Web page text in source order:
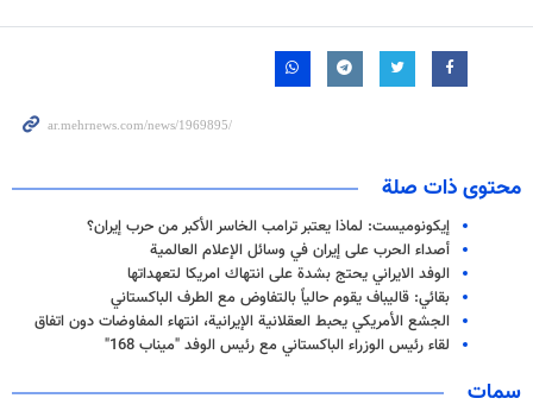
محتوى ذات صلة
إيكونوميست: لماذا يعتبر ترامب الخاسر الأكبر من حرب إيران؟
أصداء الحرب على إيران في وسائل الإعلام العالمية
الوفد الايراني يحتج بشدة على انتهاك امريكا لتعهداتها
بقائي: قاليباف يقوم حالياً بالتفاوض مع الطرف الباكستاني
الجشع الأمريكي يحبط العقلانية الإيرانية، انتهاء المفاوضات دون اتفاق
لقاء رئيس الوزراء الباكستاني مع رئيس الوفد "ميناب 168"
سمات